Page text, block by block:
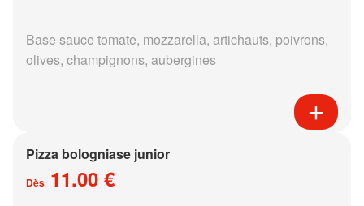
Base sauce tomate, mozzarella, artichauts, poivrons,
olives, champignons, aubergines
Pizza bologniase junior
Dès 11.00 €